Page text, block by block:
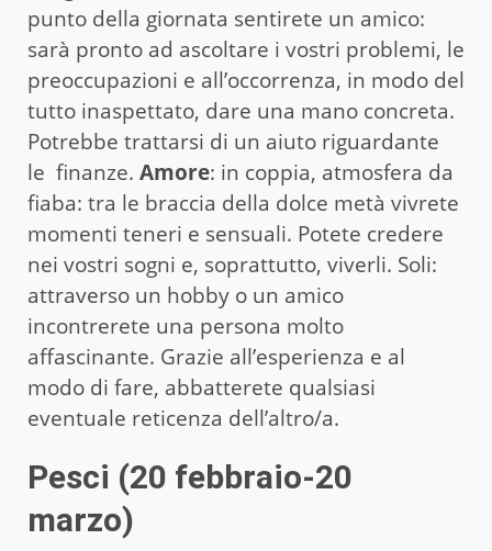
punto della giornata sentirete un amico:
sarà pronto ad ascoltare i vostri problemi, le
preoccupazioni e all’occorrenza, in modo del
tutto inaspettato, dare una mano concreta.
Potrebbe trattarsi di un aiuto riguardante
le finanze. Amore: in coppia, atmosfera da
fiaba: tra le braccia della dolce metà vivrete
momenti teneri e sensuali. Potete credere
nei vostri sogni e, soprattutto, viverli. Soli:
attraverso un hobby o un amico
incontrerete una persona molto
affascinante. Grazie all’esperienza e al
modo di fare, abbatterete qualsiasi
eventuale reticenza dell’altro/a.
Pesci (20 febbraio-20
marzo)